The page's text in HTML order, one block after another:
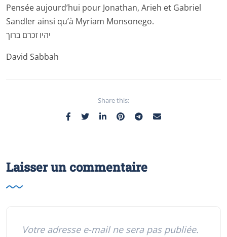
Pensée aujourd’hui pour Jonathan, Arieh et Gabriel
Sandler ainsi qu’à Myriam Monsonego.
יהיו זכרם ברוך
David Sabbah
Share this:
Laisser un commentaire
Votre adresse e-mail ne sera pas publiée.